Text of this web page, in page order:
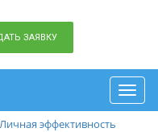
ЗАЯВКУ
Личная эффективность